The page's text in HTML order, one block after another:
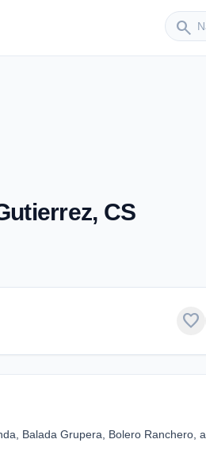
search
Sender
CS
favorite
Balada Grupera, Bolero Ranchero,